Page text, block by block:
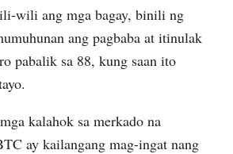
wili ang mga bagay, binili ng
ang pagbaba at itinulak
pabalik sa 88, kung saan ito
kalahok sa merkado na
ay kailangang mag-ingat nang